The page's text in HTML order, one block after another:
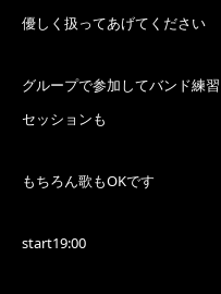
優しく扱ってあげてください
グループで参加してバンド練
セッションも
もちろん歌もOKです
start19:00